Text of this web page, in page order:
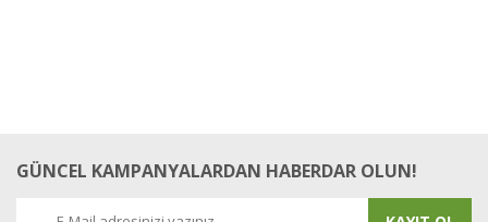
GÜNCEL KAMPANYALARDAN HABERDAR OLUN!